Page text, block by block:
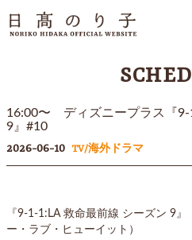
16:00〜 ディズニープラス『9-
9』#10
2026-06-10 TV/海外ドラマ
『9-1-1:LA 救命最前線 シーズン 9
ー・ラブ・ヒューイット）